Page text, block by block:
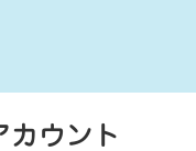
カウント